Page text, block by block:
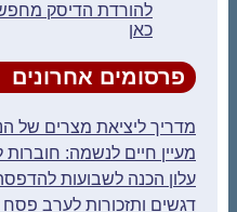
להורדת הדיסק
כאן
פרסומים אחרונים
מדריך ליציאת מצרים של
מעיין חיים לנשמה: חוברות
עלון הכנה לשבועות
דגשים ותזכורות לערב